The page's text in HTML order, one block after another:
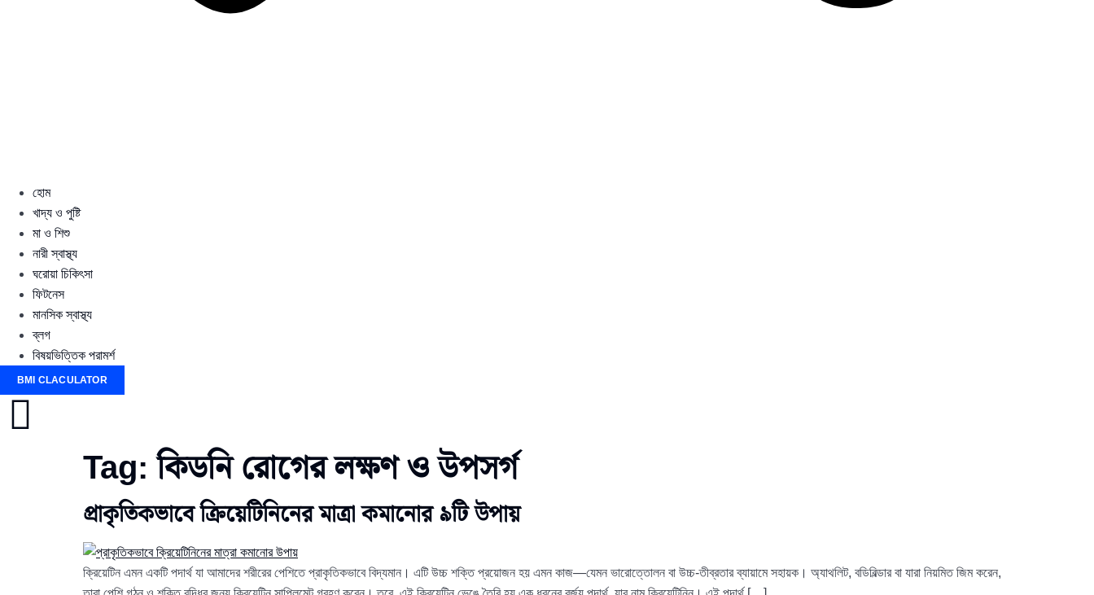
হোম
খাদ্য ও পুষ্টি
মা ও শিশু
নারী স্বাস্থ্য
ঘরোয়া চিকিৎসা
ফিটনেস
মানসিক স্বাস্থ্য
ব্লগ
বিষয়ভিত্তিক পরামর্শ
BMI CLACULATOR
Tag:কিডনি রোগের লক্ষণ ও উপসর্গ
প্রাকৃতিকভাবে ক্রিয়েটিনিনের মাত্রা কমানোর ৯টি উপায়
ক্রিয়েটিন এমন একটি পদার্থ যা আমাদের শরীরের পেশিতে প্রাকৃতিকভাবে বিদ্যমান। এটি উচ্চ শক্তি প্রয়োজন হয় এমন কাজ—যেমন ভারোত্তোলন বা উচ্চ-তীব্রতার ব্যায়ামে সহায়ক। অ্যাথলিট, বডিবিল্ডার বা যারা নিয়মিত জিম করেন,